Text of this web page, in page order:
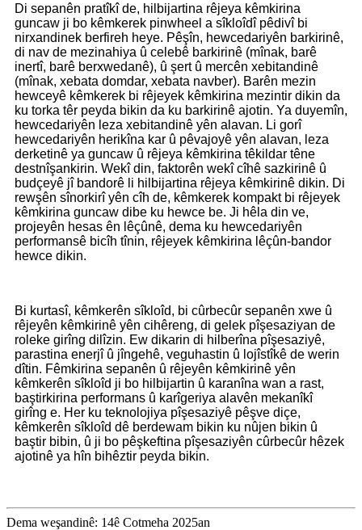
Di sepanên pratîkî de, hilbijartina rêjeya kêmkirina
guncaw ji bo kêmkerek pinwheel a sîkloîdî pêdivî bi
nirxandinek berfireh heye. Pêşîn, hewcedariyên barkirinê,
di nav de mezinahiya û celebê barkirinê (mînak, barê
inertî, barê berxwedanê), û şert û mercên xebitandinê
(mînak, xebata domdar, xebata navber). Barên mezin
hewceyê kêmkerek bi rêjeyek kêmkirina mezintir dikin da
ku torka têr peyda bikin da ku barkirinê ajotin. Ya duyemîn,
hewcedariyên leza xebitandinê yên alavan. Li gorî
hewcedariyên herikîna kar û pêvajoyê yên alavan, leza
derketinê ya guncaw û rêjeya kêmkirina têkildar têne
destnîşankirin. Wekî din, faktorên wekî cîhê sazkirinê û
budçeyê jî bandorê li hilbijartina rêjeya kêmkirinê dikin. Di
rewşên sînorkirî yên cîh de, kêmkerek kompakt bi rêjeyek
kêmkirina guncaw dibe ku hewce be. Ji hêla din ve,
projeyên hesas ên lêçûnê, dema ku hewcedariyên
performansê bicîh tînin, rêjeyek kêmkirina lêçûn-bandor
hewce dikin.
Bi kurtasî, kêmkerên sîkloîd, bi cûrbecûr sepanên xwe û
rêjeyên kêmkirinê yên cihêreng, di gelek pîşesaziyan de
roleke girîng dilîzin. Ew dikarin di hilberîna pîşesaziyê,
parastina enerjî û jîngehê, veguhastin û lojîstîkê de werin
dîtin. Fêmkirina sepanên û rêjeyên kêmkirinê yên
kêmkerên sîkloîd ji bo hilbijartin û karanîna wan a rast,
baştirkirina performans û karîgeriya alavên mekanîkî
girîng e. Her ku teknolojiya pîşesaziyê pêşve diçe,
kêmkerên sîkloîd dê berdewam bikin ku nûjen bikin û
baştir bibin, û ji bo pêşkeftina pîşesaziyên cûrbecûr hêzek
ajotinê ya hîn bihêztir peyda bikin.
Dema weşandinê: 14ê Cotmeha 2025an